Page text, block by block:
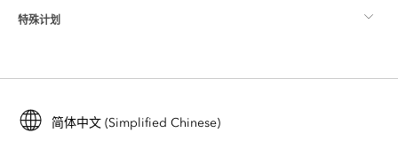
Esri 年轻专家关系网
位置智能
培训
ArcUser
关于 Esri
招贤纳士
特殊计划
ArcGIS for Student Use
简体中文 (Simplified Chinese)